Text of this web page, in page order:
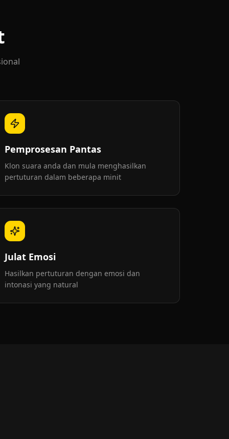
Pemprosesan Pantas
Klon suara anda dan mula menghasilkan
pertuturan dalam beberapa minit
Julat Emosi
Hasilkan pertuturan dengan emosi dan
intonasi yang natural